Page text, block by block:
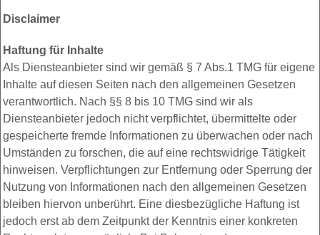
Disclaimer
Haftung für Inhalte
Als Diensteanbieter sind wir gemäß § 7 Abs.1 TMG für eigene
Inhalte auf diesen Seiten nach den allgemeinen Gesetzen
verantwortlich. Nach §§ 8 bis 10 TMG sind wir als
Diensteanbieter jedoch nicht verpflichtet, übermittelte oder
gespeicherte fremde Informationen zu überwachen oder nach
Umständen zu forschen, die auf eine rechtswidrige Tätigkeit
hinweisen. Verpflichtungen zur Entfernung oder Sperrung der
Nutzung von Informationen nach den allgemeinen Gesetzen
bleiben hiervon unberührt. Eine diesbezügliche Haftung ist
jedoch erst ab dem Zeitpunkt der Kenntnis einer konkreten